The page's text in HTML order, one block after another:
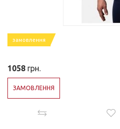
замовлення
1058 грн.
ЗАМОВЛЕННЯ